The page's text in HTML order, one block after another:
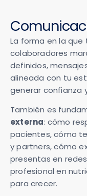
La forma en la
colaboradores
definidos,
alineada con tu
generar confianza
También es
externa: cómo
pacientes, cómo
y partners, cómo
presentas en
profesional en
para crecer.